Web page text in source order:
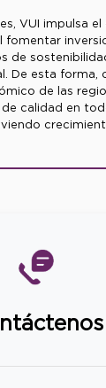
VUI impulsa el
fomentar
de
De esta forma,
de las
calidad en